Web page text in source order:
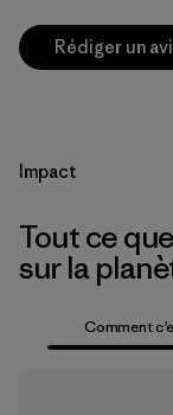
Rédiger un
Impact
Tout ce
sur la
Comment